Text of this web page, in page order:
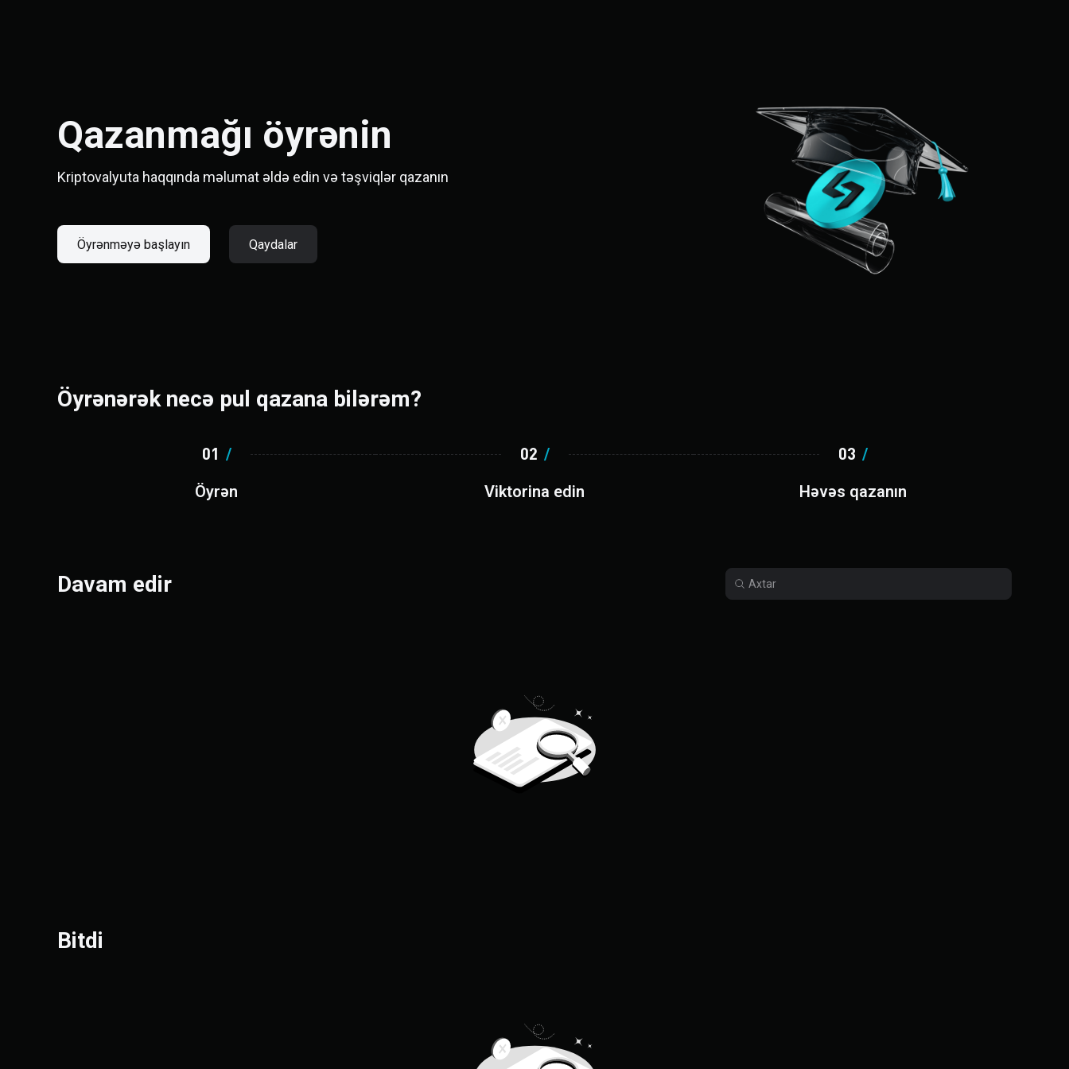
Qazanmağı öyrənin
Kriptovalyuta haqqında məlumat əldə edin və təşviqlər qazanın
Öyrənməyə başlayın Qaydalar
Öyrənərək necə pul qazana bilərəm?
01 /
Öyrən
02 /
Viktorina edin
03 /
Həvəs qazanın
Davam edir
Bitdi